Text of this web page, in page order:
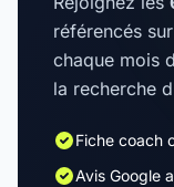
référencés
chaque mois
la recherche
Fiche coach
Avis Google